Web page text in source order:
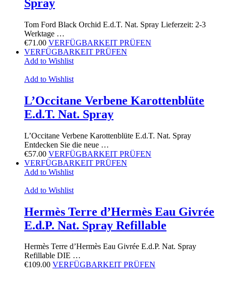
Spray
Tom Ford Black Orchid E.d.T. Nat. Spray Lieferzeit: 2-3
Werktage …
€71.00 VERFÜGBARKEIT PRÜFEN
VERFÜGBARKEIT PRÜFEN
Add to Wishlist
Add to Wishlist
L’Occitane Verbene Karottenblüte
E.d.T. Nat. Spray
L’Occitane Verbene Karottenblüte E.d.T. Nat. Spray
Entdecken Sie die neue …
€57.00 VERFÜGBARKEIT PRÜFEN
VERFÜGBARKEIT PRÜFEN
Add to Wishlist
Add to Wishlist
Hermès Terre d’Hermès Eau Givrée
E.d.P. Nat. Spray Refillable
Hermès Terre d’Hermès Eau Givrée E.d.P. Nat. Spray
Refillable DIE …
€109.00 VERFÜGBARKEIT PRÜFEN